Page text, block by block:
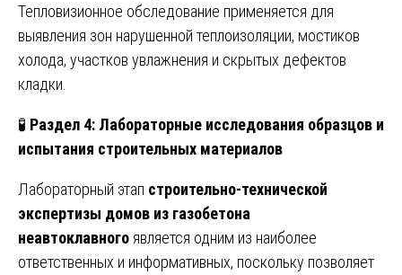
Тепловизионное обследование применяется для
выявления зон нарушенной теплоизоляции, мостиков
холода, участков увлажнения и скрытых дефектов
кладки.
🧪 Раздел 4: Лабораторные исследования образцов и
испытания строительных материалов
Лабораторный этап строительно-технической
экспертизы домов из газобетона
неавтоклавного является одним из наиболее
ответственных и информативных, поскольку позволяет